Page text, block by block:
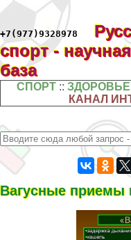
+7(977)9328978
спорт - научная
база
СПОРТ ::ЗДОРОВЬЕ
КАНАЛ
Вагусные приемы